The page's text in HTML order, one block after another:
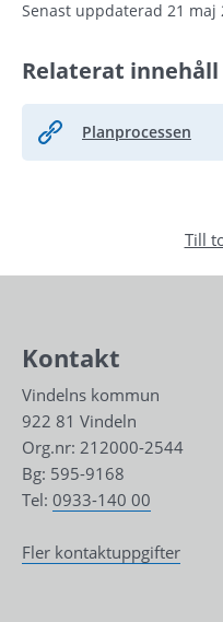
Senast uppdaterad 21 maj
Relaterat innehåll
Planprocessen
Till
Kontakt
Vindelns kommun
922 81 Vindeln
Org.nr: 212000-2544
Bg: 595-9168
Tel: 0933-140 00
Fler kontaktuppgifter